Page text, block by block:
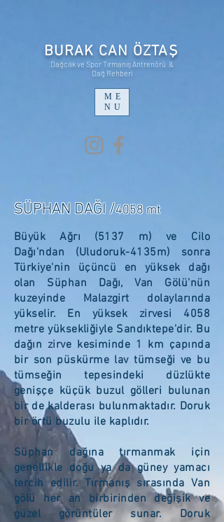
ME
NU
Dağcılık ve Spor Tırmanış Antrenörü &
Dağ Rehberi
BURAK CAN ÖZTAŞ
SÜPHAN DAĞI /4058 mt
Büyük Ağrı (5137 m) ve Cilo
Dağı'ndan (Uludoruk-4135m) sonra
Türkiye'nin üçüncü en yüksek dağı
olan Süphan Dağı, Van Gölü'nün
kuzeyinde Malazgirt dolaylarında
yükselir. En yüksek zirvesi 4058
metre yüksekliğiyle Sandıktepe'dir. Bu
dağın zirve kesiminde 1 km çapında
bir son püskürme lav tümseği ve bu
tümseğin tepesindeki düzlükte
genişçe küçük buzul gölleri bulunan
bir de kalderası bulunmaktadır. Doruk
bir örtü buzulu ile kaplıdır.
Süphan dağına tırmanmak için
genellikledoğu ya dagüneyyamacı
tercih edilir. Tırmanış sırasında Van
gölü her an birbirinden değişik ve
güzel görüntüler sunar. Doruk